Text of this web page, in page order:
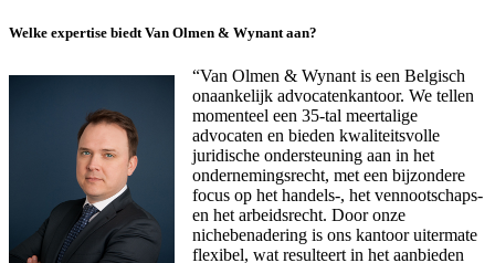
Welke expertise biedt Van Olmen & Wynant aan?
“Van Olmen & Wynant is een Belgisch
onaankelijk advocatenkantoor. We tellen
momenteel een 35-tal meertalige
advocaten en bieden kwaliteitsvolle
juridische ondersteuning aan in het
ondernemingsrecht, met een bijzondere
focus op het handels-, het vennootschaps-
en het arbeidsrecht. Door onze
nichebenadering is ons kantoor uitermate
flexibel, wat resulteert in het aanbieden